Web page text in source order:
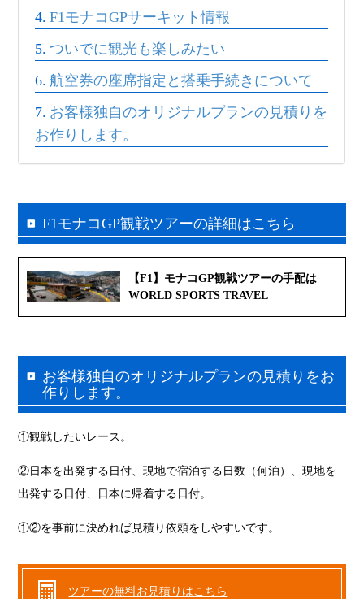
F1モナコGPサーキット情報
ついでに観光も楽しみたい
航空券の座席指定と搭乗手続きについて
お客様独自のオリジナルプランの見積りを
お作りします。
F1モナコGP観戦ツアーの詳細はこちら
【F1】モナコGP観戦ツアーの手配は
WORLD SPORTS TRAVEL
お客様独自のオリジナルプランの見積りをお
作りします。
①観戦したいレース。
②日本を出発する日付、現地で宿泊する日数（何泊）、現地を
出発する日付、日本に帰着する日付。
①②を事前に決めれば見積り依頼をしやすいです。
ツアーの無料お見積りはこちら